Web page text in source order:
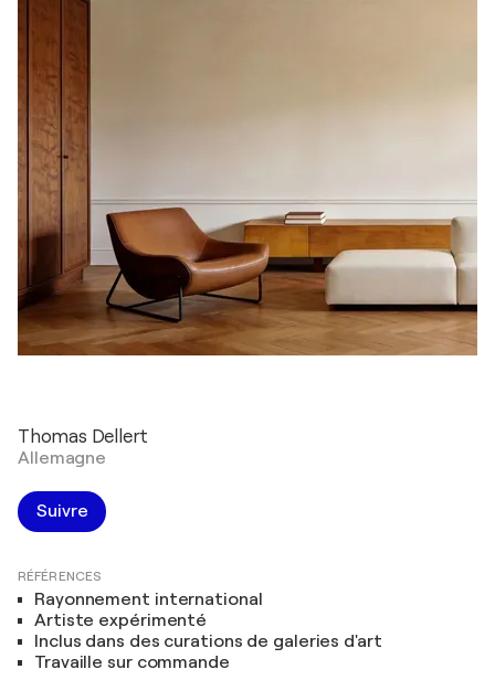
Thomas Dellert
Allemagne
Suivre
RÉFÉRENCES
Rayonnement international
Artiste expérimenté
Inclus dans des curations de galeries d'art
Travaille sur commande